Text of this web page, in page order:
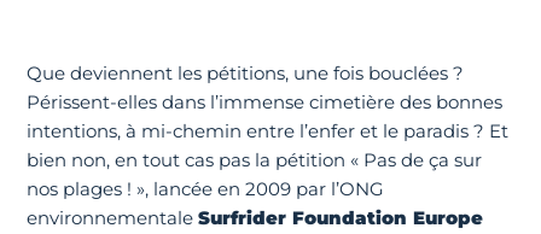
Que deviennent les pétitions, une fois bouclées ?
Périssent-elles dans l’immense cimetière des bonnes
intentions, à mi-chemin entre l’enfer et le paradis ? Et
bien non, en tout cas pas la pétition « Pas de ça sur
nos plages ! », lancée en 2009 par l’ONG
environnementaleSurfrider Foundation Europe